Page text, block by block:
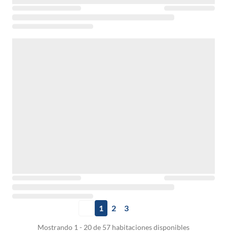
1 2 3
Mostrando 1 - 20 de 57 habitaciones disponibles